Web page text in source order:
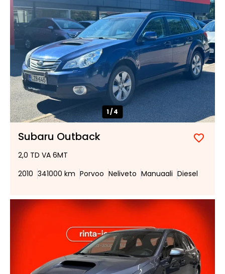
1/4
Subaru Outback
Lisää
2,0 TD VA 6MT
2010 341000 km Porvoo Neliveto Manuaali Diesel
tarjous:
huutokaupat.com